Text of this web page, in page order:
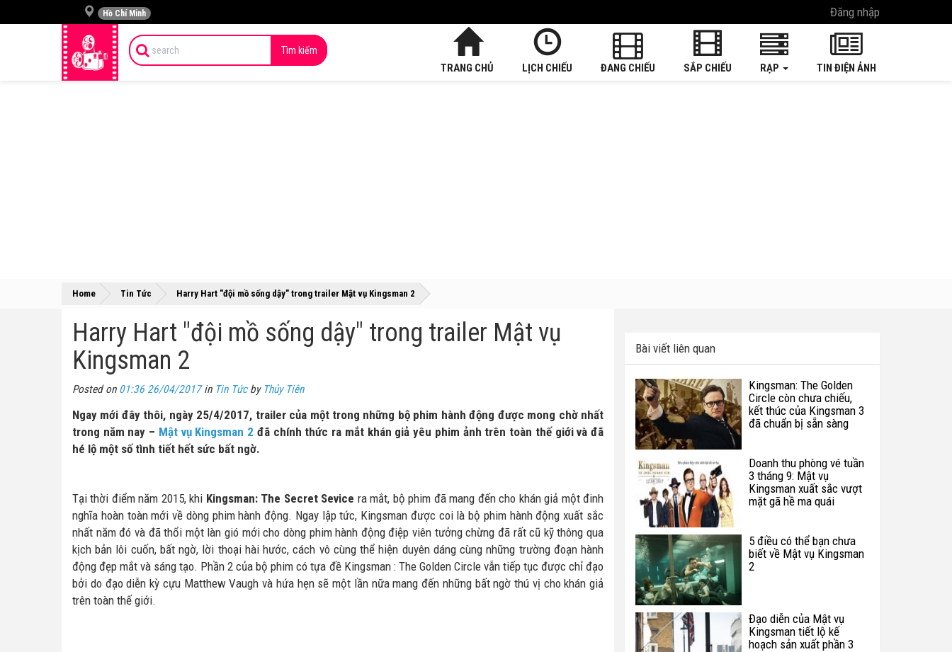
Hồ Chí Minh Đăng nhập
Tìm kiếm
TRANG CHỦ LỊCH CHIẾU ĐANG CHIẾU SẮP CHIẾU RẠP TIN ĐIỆN ẢNH
Home »
Tin Tức »
Harry Hart "đội mồ sống dậy" trong trailer Mật vụ Kingsman 2
Harry Hart "đội mồ sống dậy" trong trailer Mật vụ
Kingsman 2
Posted on 01:36 26/04/2017in Tin Tứcby Thủy Tiên
Ngay mới đây thôi, ngày 25/4/2017, trailer của một trong những bộ phim hành động được mong chờ nhất
trong năm nay – Mật vụ Kingsman 2 đã chính thức ra mắt khán giả yêu phim ảnh trên toàn thế giới và đã
hé lộ một số tình tiết hết sức bất ngờ.
Tại thời điểm năm 2015, khi Kingsman: The Secret Sevice ra mắt, bộ phim đã mang đến cho khán giả một đinh
nghĩa hoàn toàn mới về dòng phim hành động. Ngay lập tức, Kingsman được coi là bộ phim hành động xuất sắc
nhất năm đó và đã thổi một làn gió mới cho dòng phim hành động điệp viên tưởng chừng đã rất cũ kỹ thông qua
kịch bản lôi cuốn, bất ngờ, lời thoại hài hước, cách vô cùng thể hiện duyên dáng cùng những trường đoạn hành
động đẹp mắt và sáng tạo. Phần 2 của bộ phim có tựa đề Kingsman : The Golden Circle vẫn tiếp tục được chỉ đạo
bởi do đạo diễn kỳ cựu Matthew Vaugh và hứa hẹn sẽ một lần nữa mang đến những bất ngờ thú vị cho khán giả
trên toàn thế giới.
Bài viết liên quan
Kingsman: The Golden
Circle còn chưa chiếu,
kết thúc của Kingsman 3
đã chuẩn bị sẵn sàng
Doanh thu phòng vé tuần
3 tháng 9: Mật vụ
Kingsman xuất sắc vượt
mặt gã hề ma quái
5 điều có thể bạn chưa
biết về Mật vụ Kingsman
2
Đạo diễn của Mật vụ
Kingsman tiết lộ kế
hoạch sản xuất phần 3